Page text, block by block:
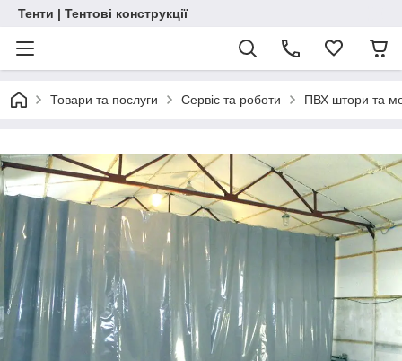
Тенти | Тентові конструкції
Товари та послуги Сервіс та роботи ПВХ штори та